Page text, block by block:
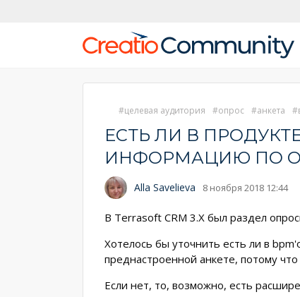
целевая аудитория опрос анкета
ЕСТЬ ЛИ В
ИНФОРМАЦИЮ ПО
Alla Savelieva 8 ноября 2018 12:44
В Terrasoft CRM 3.X был раздел
Хотелось бы уточнить есть ли в
преднастроенной анкете, потому
Если нет, то, возможно, есть